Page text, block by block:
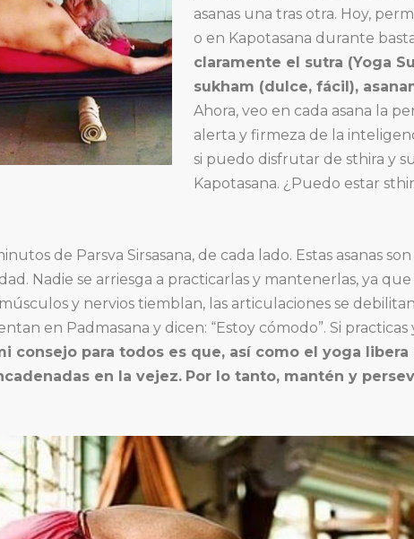
asanas una tras otra. Hoy,
o en Kapotasana durante
claramente el sutra (Yoga
sukham (dulce, fácil),
Ahora, veo en cada asana la
alerta y firmeza de la
si puedo disfrutar de sthira y
Kapotasana. ¿Puedo estar
de Parsva Sirsasana, de cada lado. Estas asanas
Nadie se arriesga a practicarlas y mantenerlas, ya
y nervios tiemblan, las articulaciones se
en Padmasana y dicen: “Estoy cómodo”. Si
consejo para todos es que, así como el yoga
en la vejez. Por lo tanto, mantén y